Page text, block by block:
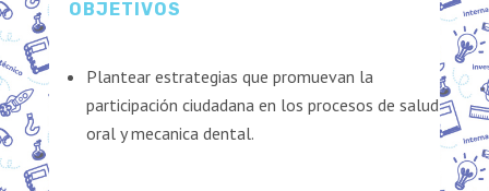
OBJETIVOS
Plantear estrategias que promuevan la
participación ciudadana en los procesos de salud
oral y mecanica dental.